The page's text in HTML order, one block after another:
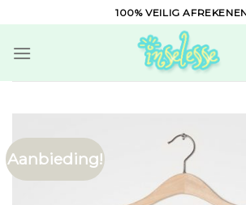
to
content
100% VEILIG
Aanbieding!